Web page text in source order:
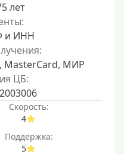
лет
и ИНН
MasterCard, МИР
ЦБ:
Скорость:
4
Поддержка:
5